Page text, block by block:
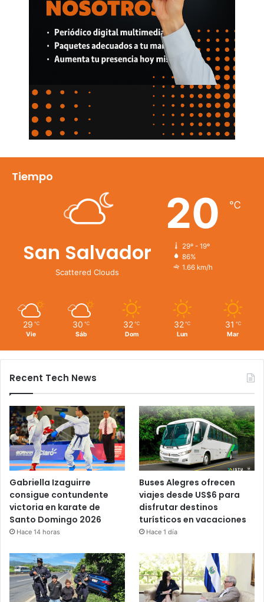
Tiempo
San Salvador
Scattered Clouds
20 ℃
29º - 19º
86%
1.66 km/h
29 ℃
Vie
30 ℃
Sáb
32 ℃
Dom
32 ℃
Lun
31 ℃
Mar
Recent Tech News
Gabriella Izaguirre
consigue contundente
victoria en karate de
Santo Domingo 2026
Hace 14 horas
Buses Alegres ofrecen
viajes desde US$6 para
disfrutar destinos
turísticos en vacaciones
Hace 1 día